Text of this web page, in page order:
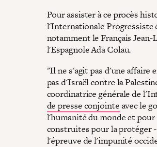
Pour assister à ce procès
l'Internationale Progressiste
notamment le Français
l'Espagnole Ada Colau.
"Il ne s'agit pas d'une affaire
pas d'Israël contre la
coordinatrice générale de
de presse conjointe avec le
l'humanité du monde et
construites pour la protéger
l'épreuve de l'impunité